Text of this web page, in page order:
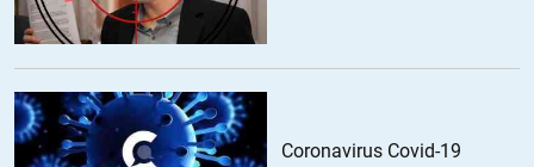
Coronavirus Covid-19